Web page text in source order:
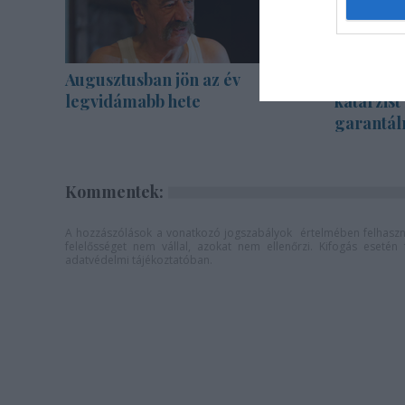
Augusztusban jön az év
legvidámabb hete
Sodró
katarzist
Kommentek: